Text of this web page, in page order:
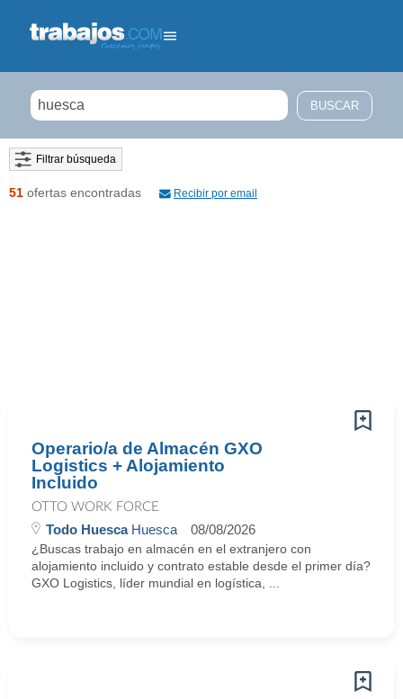
Filtrar búsqueda
51 ofertas encontradas Recibir por email
Operario/a de Almacén GXO
Logistics + Alojamiento
Incluido
OTTO WORK FORCE
Todo HuescaHuesca 08/08/2026
¿Buscas trabajo en almacén en el extranjero con
alojamiento incluido y contrato estable desde el primer día?
GXO Logistics, líder mundial en logística, ...